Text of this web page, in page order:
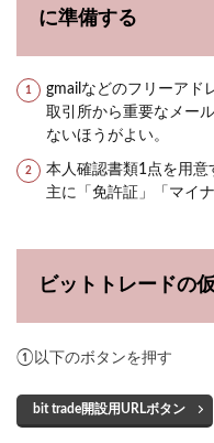
に準備する
gmailなどのフリーアド
取引所から重要なメー
ないほうがよい。
本人確認書類1点を用意
主に「免許証」「マイ
ビットトレードの
①以下のボタンを押す
bit trade開設用URLボタン